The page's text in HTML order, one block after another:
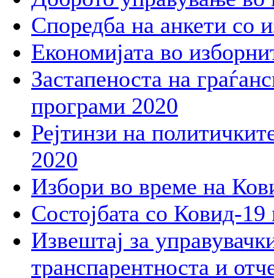
Споредба на анкети со
Економијата во
Застапеноста на
програми 2020
Рејтинзи на
2020
Избори во време на
Состојбата со Ковид-19
Извештај за
транспарентноста и